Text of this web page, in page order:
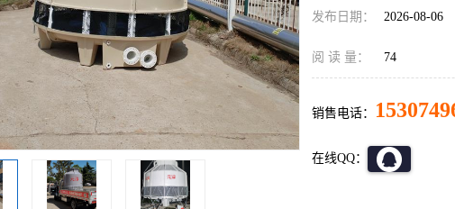
发布日期： 2026-08-06
阅 读 量： 74
销售电话：
在线QQ：